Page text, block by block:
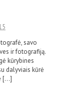
savo
ir fotografiją.
kūrybines
dalyviais kūrė
[…]